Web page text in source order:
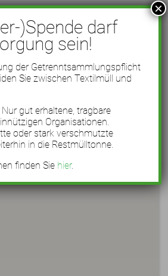
)Spende darf
sein!
der Getrenntsammlungspflicht
Sie zwischen Textilmüll und
Nur gut erhaltene, tragbare
Organisationen.
oder stark verschmutzte
in die Restmülltonne.
finden Sie hier.
×